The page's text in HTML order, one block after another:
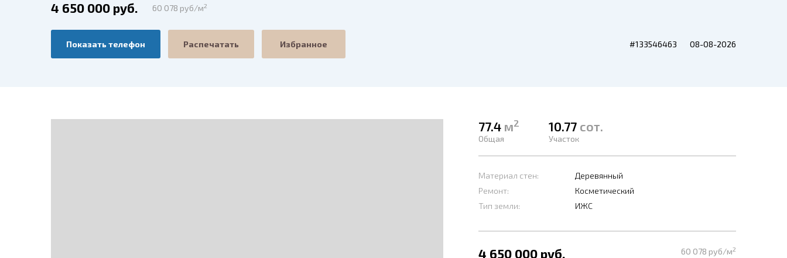
4 650 000 руб. 60 078 руб/м2
Показать телефон Распечатать Избранное #133546463 08-08-2026
77.4 м2
Общая
10.77 сот.
Участок
Материал стен:
Деревянный
Ремонт:
Косметический
Тип земли:
ИЖС
4 650 000 руб. 60 078 руб/м2